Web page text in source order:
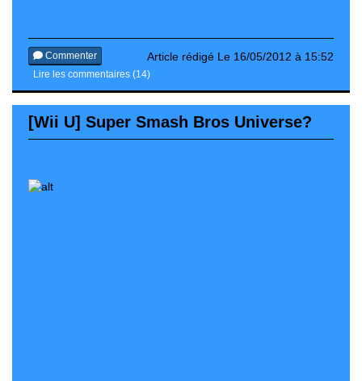
Article rédigé Le 16/05/2012 à 15:52
Commenter
Lire les commentaires (14)
[Wii U] Super Smash Bros Universe?